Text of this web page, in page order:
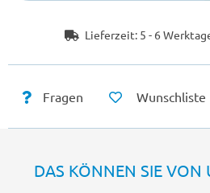
Lieferzeit: 5 - 6
Fragen Wunschliste
DAS KÖNNEN SIE VON